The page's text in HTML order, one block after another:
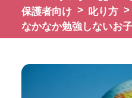
保護者向け
叱り方
なかなか勉強しないお